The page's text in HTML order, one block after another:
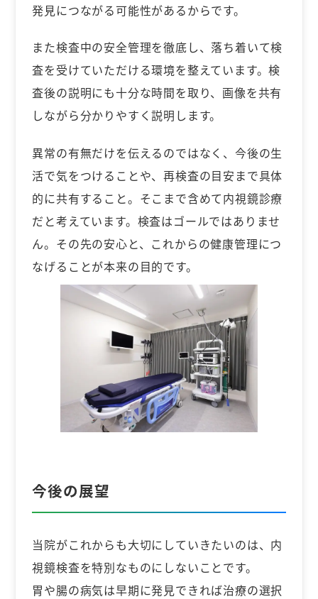
発見につながる可能性があるからです。
また検査中の安全管理を徹底し、落ち着いて検
査を受けていただける環境を整えています。検
査後の説明にも十分な時間を取り、画像を共有
しながら分かりやすく説明します。
異常の有無だけを伝えるのではなく、今後の生
活で気をつけることや、再検査の目安まで具体
的に共有すること。そこまで含めて内視鏡診療
だと考えています。検査はゴールではありませ
ん。その先の安心と、これからの健康管理につ
なげることが本来の目的です。
今後の展望
当院がこれからも大切にしていきたいのは、内
視鏡検査を特別なものにしないことです。
胃や腸の病気は早期に発見できれば治療の選択